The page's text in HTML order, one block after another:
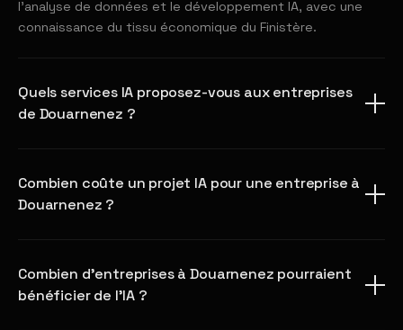
l'analyse de données et le développement IA, avec une
connaissance du tissu économique du Finistère.
Quels services IA proposez-vous aux entreprises
de Douarnenez ?
Combien coûte un projet IA pour une entreprise à
Douarnenez ?
Combien d'entreprises à Douarnenez pourraient
bénéficier de l'IA ?